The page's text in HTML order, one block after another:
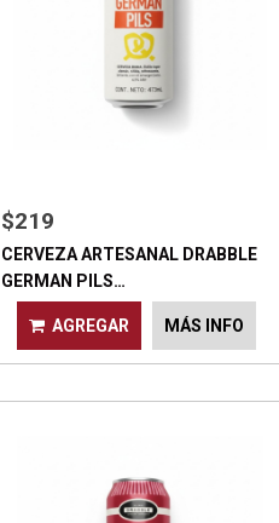
$219
CERVEZA ARTESANAL DRABBLE
GERMAN PILS…
AGREGAR MÁS INFO